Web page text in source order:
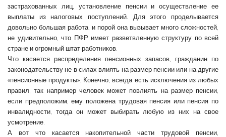
застрахованных лиц, установление пенсии и осуществление ее
выплаты из налоговых поступлений. Для этого проделывается
довольно большая работа, и порой она вызывает много сложностей,
не удивительно, что ПФР имеет разветвленную структуру по всей
стране и огромный штат работников.
Что касается распределения пенсионных запасов, гражданин по
законодательству не в силах влиять на размер пенсии или на другие
«пенсионные продукты». Конечно, всегда есть исключения из любых
правил, так например человек может повлиять на размер пенсии,
если предположим, ему положена трудовая пенсия или пенсия по
инвалидности, тогда он может выбирать любую из них на свое
усмотрение.
А вот что касается накопительной части трудовой пенсии,